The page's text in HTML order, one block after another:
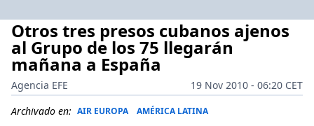
Otros tres presos cubanos ajenos
al Grupo de los 75 llegarán
mañana a España
Agencia EFE
19 Nov 2010 - 06:20 CET
Archivado en: AIR EUROPA AMÉRICA LATINA